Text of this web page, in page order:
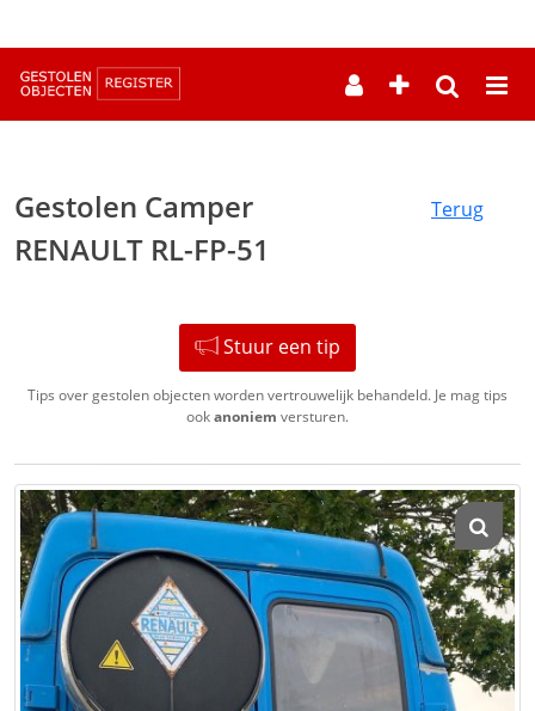
Gestolen Camper
RENAULT RL-FP-51
Terug
Stuur een tip
Tips over gestolen objecten worden vertrouwelijk behandeld. Je mag tips
ookanoniem versturen.